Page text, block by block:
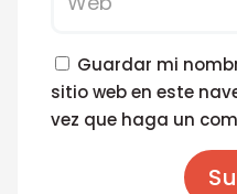
Guardar mi
sitio web en este
vez que haga un